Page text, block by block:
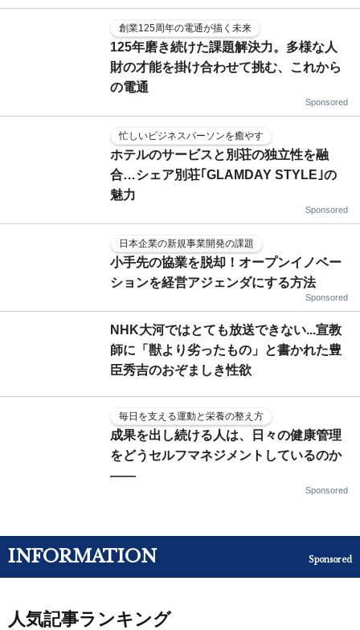
創業125周年の電通が描く未来
125年磨き続けた課題解決力。多様な人
財の才能を掛け合わせて挑む、これから
の電通
Sponsored
忙しいビジネスパーソンを癒やす
ホテルのサービスと別荘の独立性を融
合…シェア別荘｢GLAMDAY STYLE｣の
魅力
Sponsored
日本企業の新規事業開発の課題
小手先の協業を脱却！オープンイノベー
ションを経営アジェンダにする方法
Sponsored
NHK大河ではとても放送できない...宣教
師に「獣より劣ったもの」と書かれた豊
臣秀吉のおぞましき性欲
毎日を支える運動と栄養の整え方
成果を出し続ける人は、日々の健康管理
をどうセルフマネジメントしているのか
——
Sponsored
INFORMATION Sponsored
人気記事ランキング